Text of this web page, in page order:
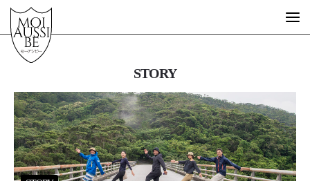
What is MOIAUSSIBE?
GUEST ARTIST
FREE SCHOOL
STORY